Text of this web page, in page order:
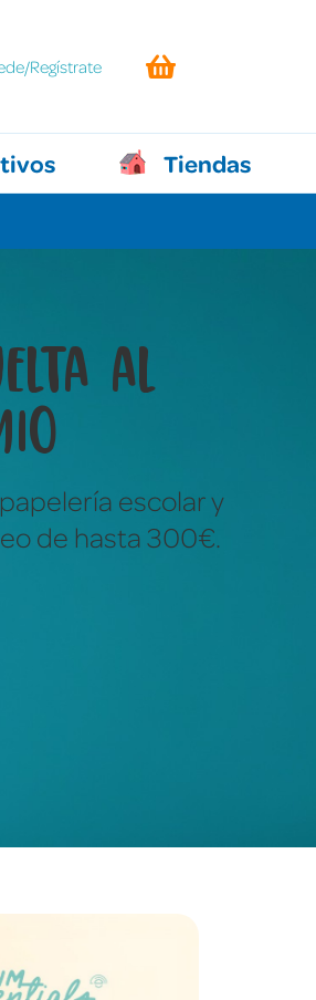
Regístrate
Tiendas
lo
decir ni
y explorar el